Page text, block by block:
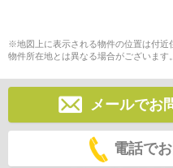
※地図上に表示される物件の位置は付近
物件所在地とは異なる場合がございます。
メールでお
電話で